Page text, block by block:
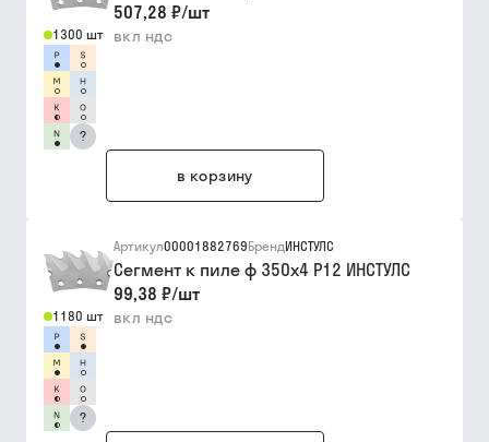
1300 шт
?
507,28 ₽/шт
вкл ндс
в корзину
1180 шт
?
Артикул00001882769БрендИНСТУЛС
Сегмент к пиле ф 350х4 Р12 ИНСТУЛС
99,38 ₽/шт
вкл ндс